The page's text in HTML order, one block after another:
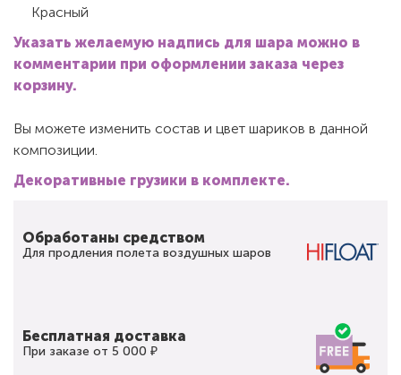
Красный
Указать желаемую надпись для шара можно в
комментарии при оформлении заказа через
корзину.
Вы можете изменить состав и цвет шариков в данной
композиции.
Декоративные грузики в комплекте.
Обработаны средством
Для продления полета воздушных шаров
Бесплатная доставка
При заказе от 5 000 ₽